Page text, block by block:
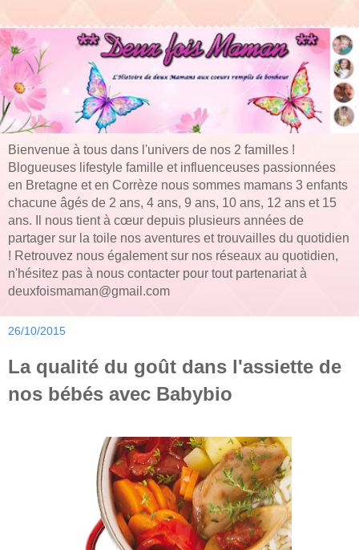
Bienvenue à tous dans l'univers de nos 2 familles !
Blogueuses lifestyle famille et influenceuses passionnées
en Bretagne et en Corrèze nous sommes mamans 3 enfants
chacune âgés de 2 ans, 4 ans, 9 ans, 10 ans, 12 ans et 15
ans. Il nous tient à cœur depuis plusieurs années de
partager sur la toile nos aventures et trouvailles du quotidien
! Retrouvez nous également sur nos réseaux au quotidien,
n'hésitez pas à nous contacter pour tout partenariat à
deuxfoismaman@gmail.com
26/10/2015
La qualité du goût dans l'assiette de
nos bébés avec Babybio